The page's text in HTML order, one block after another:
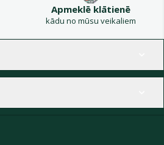
Apmeklē klātienē
kādu no mūsu veikaliem